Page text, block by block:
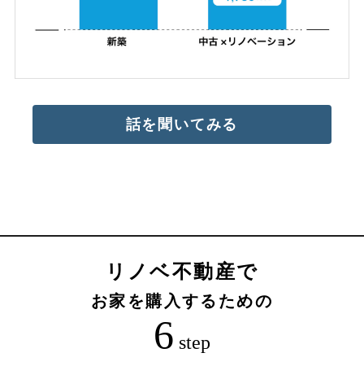
話を聞いてみる
リノベ不動産で
お家を購入するための
6 step